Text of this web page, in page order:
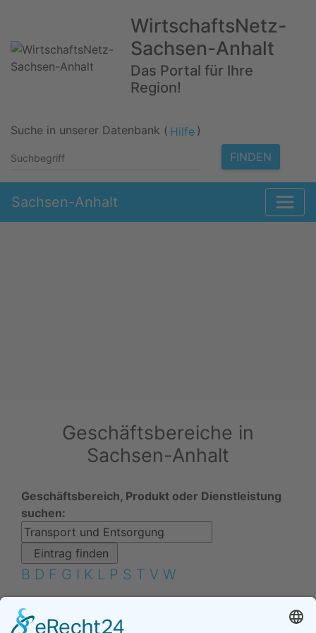
WirtschaftsNetz-
Sachsen-Anhalt
Das Portal für Ihre
Region!
Suche in unserer Datenbank ( Hilfe )
FINDEN
Sachsen-Anhalt
Geschäftsbereiche in
Sachsen-Anhalt
Geschäftsbereich, Produkt oder Dienstleistung
suchen:
B D F G I K L P S T V W